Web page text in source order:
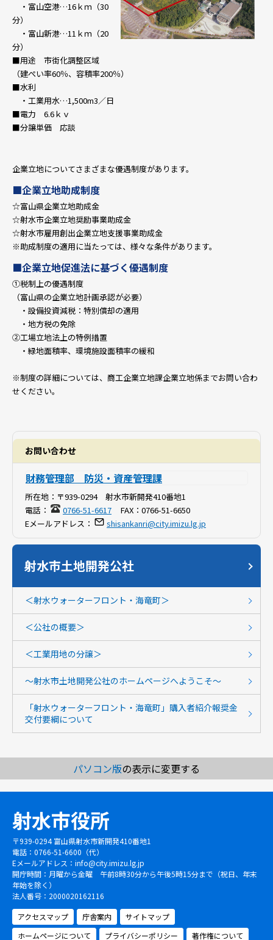
・富山空港…16ｋｍ（30
分）
・富山新港…11ｋｍ（20
分）
■用途 市街化調整区域
（建ぺい率60％、容積率200％）
■水利
・工業用水…1,500m3／日
■電力 6.6ｋｖ
■分譲単価 応談
企業立地についてさまざまな優遇制度があります。
■企業立地助成制度
☆富山県企業立地助成金
☆射水市企業立地奨励事業助成金
☆射水市雇用創出企業立地支援事業助成金
※助成制度の適用に当たっては、様々な条件があります。
■企業立地促進法に基づく優遇制度
①税制上の優遇制度
（富山県の企業立地計画承認が必要）
・設備投資減税：特別償却の適用
・地方税の免除
②工場立地法上の特例措置
・緑地面積率、環境施設面積率の緩和
※制度の詳細については、商工企業立地課企業立地係までお問い合わ
せください。
お問い合わせ
財務管理部 防災・資産管理課
所在地： 〒939-0294 射水市新開発410番地1
電話：
0766-51-6617 FAX： 0766-51-6650
Eメールアドレス：
shisankanri@city.imizu.lg.jp
射水市土地開発公社
＜射水ウォーターフロント・海竜町＞
＜公社の概要＞
＜工業用地の分譲＞
～射水市土地開発公社のホームページへようこそ～
「射水ウォーターフロント・海竜町」購入者紹介報奨金
交付要綱について
パソコン版の表示に変更する
射水市役所
〒939-0294 富山県射水市新開発410番地1
電話：0766-51-6600（代）
Eメールアドレス： info@city.imizu.lg.jp
開庁時間：月曜から金曜 午前8時30分から午後5時15分まで（祝日、年末
年始を除く）
法人番号：2000020162116
アクセスマップ
庁舎案内
サイトマップ
ホームページについて
プライバシーポリシー 著作権について